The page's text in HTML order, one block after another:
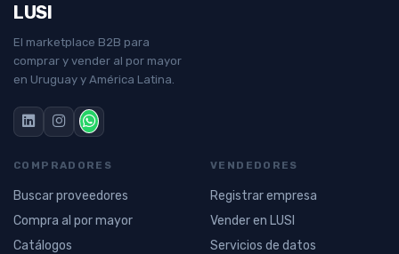
LUSI
El marketplace B2B para
comprar y vender al por mayor
en Uruguay y América Latina.
COMPRADORES
Buscar proveedores
Compra al por mayor
Catálogos
VENDEDORES
Registrar empresa
Vender en LUSI
Servicios de datos